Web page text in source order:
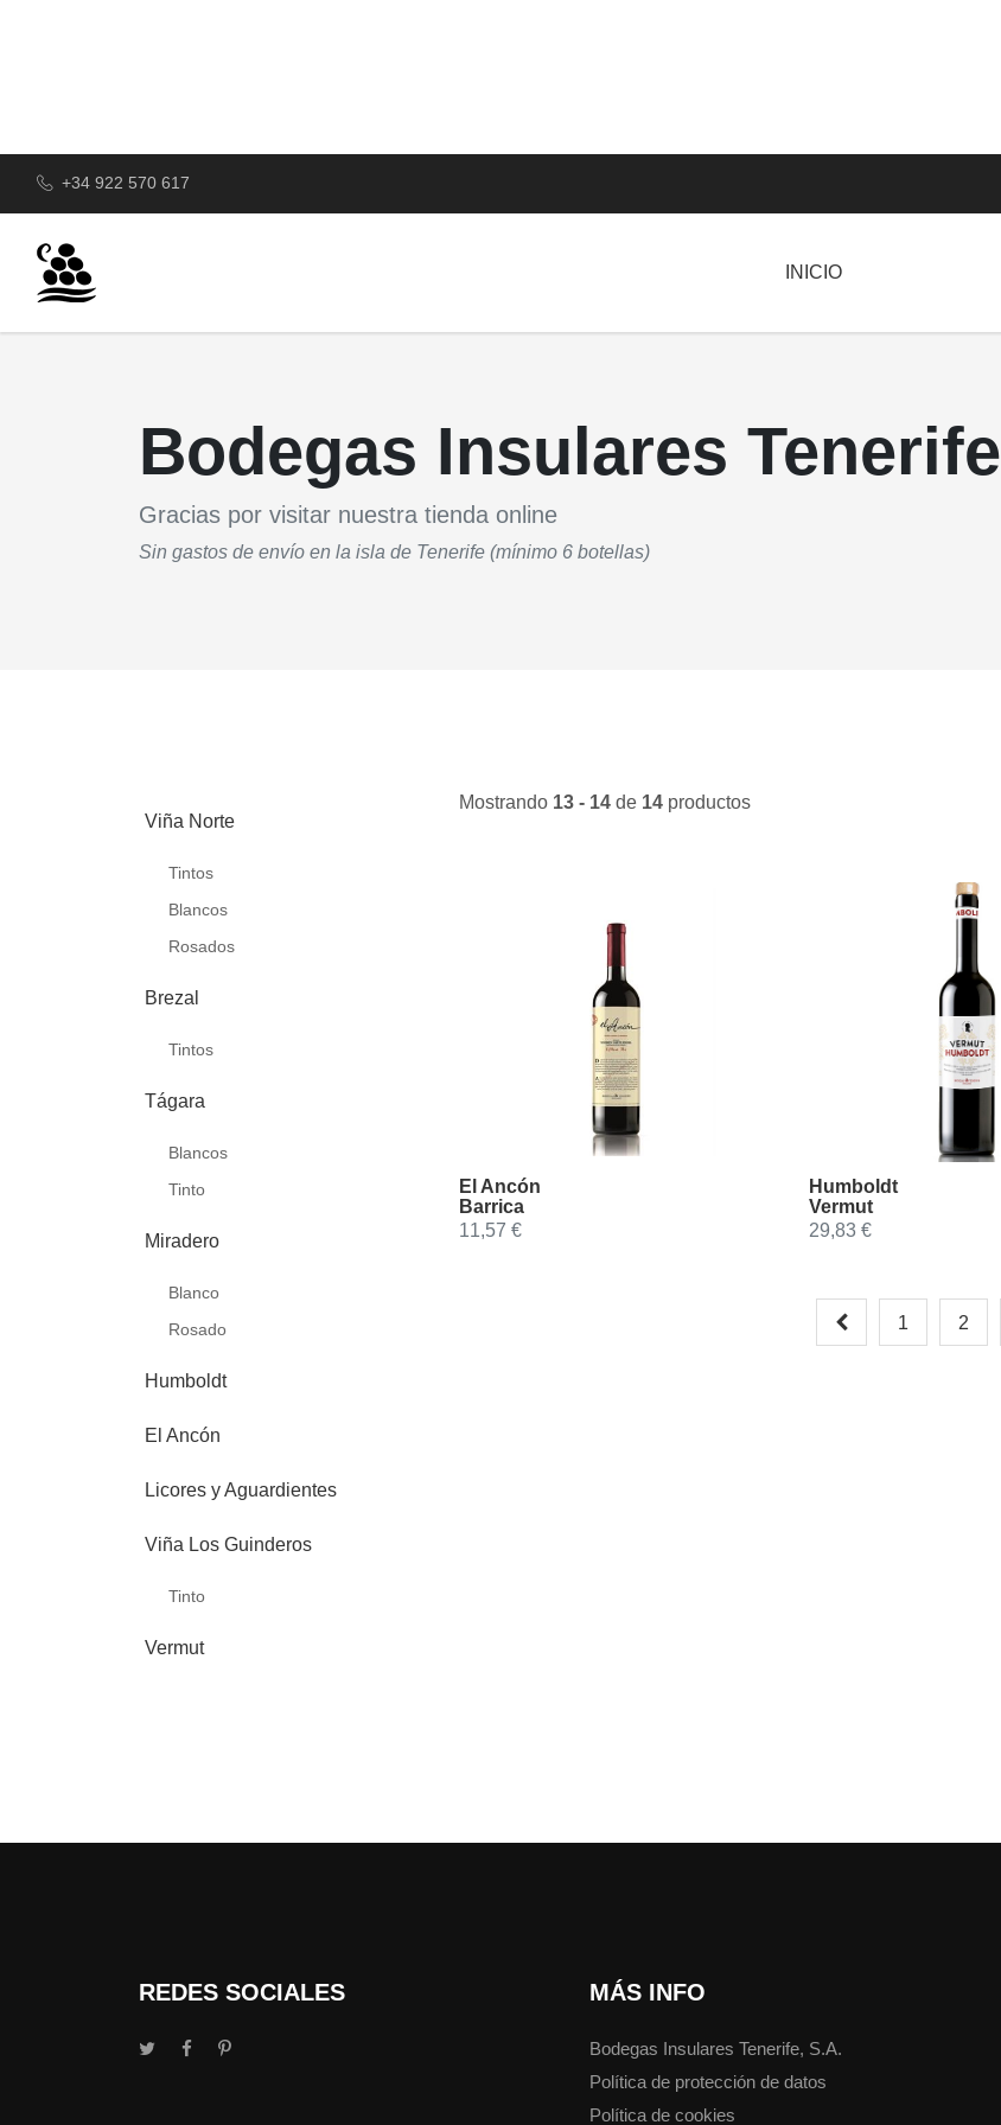
+34 922 570 617
INICIO
Bodegas Insulares Tenerife
Gracias por visitar nuestra tienda online
Sin gastos de envío en la isla de Tenerife (mínimo 6 botellas)
Viña Norte
Tintos
Blancos
Rosados
Brezal
Tintos
Tágara
Blancos
Tinto
Miradero
Blanco
Rosado
Humboldt
El Ancón
Licores y Aguardientes
Viña Los Guinderos
Tinto
Vermut
Mostrando 13 - 14 de 14 productos
El Ancón
Barrica
11,57 €
Humboldt
Vermut
29,83 €
1 2
REDES SOCIALES MÁS INFO
Bodegas Insulares Tenerife, S.A.
Política de protección de datos
Política de cookies